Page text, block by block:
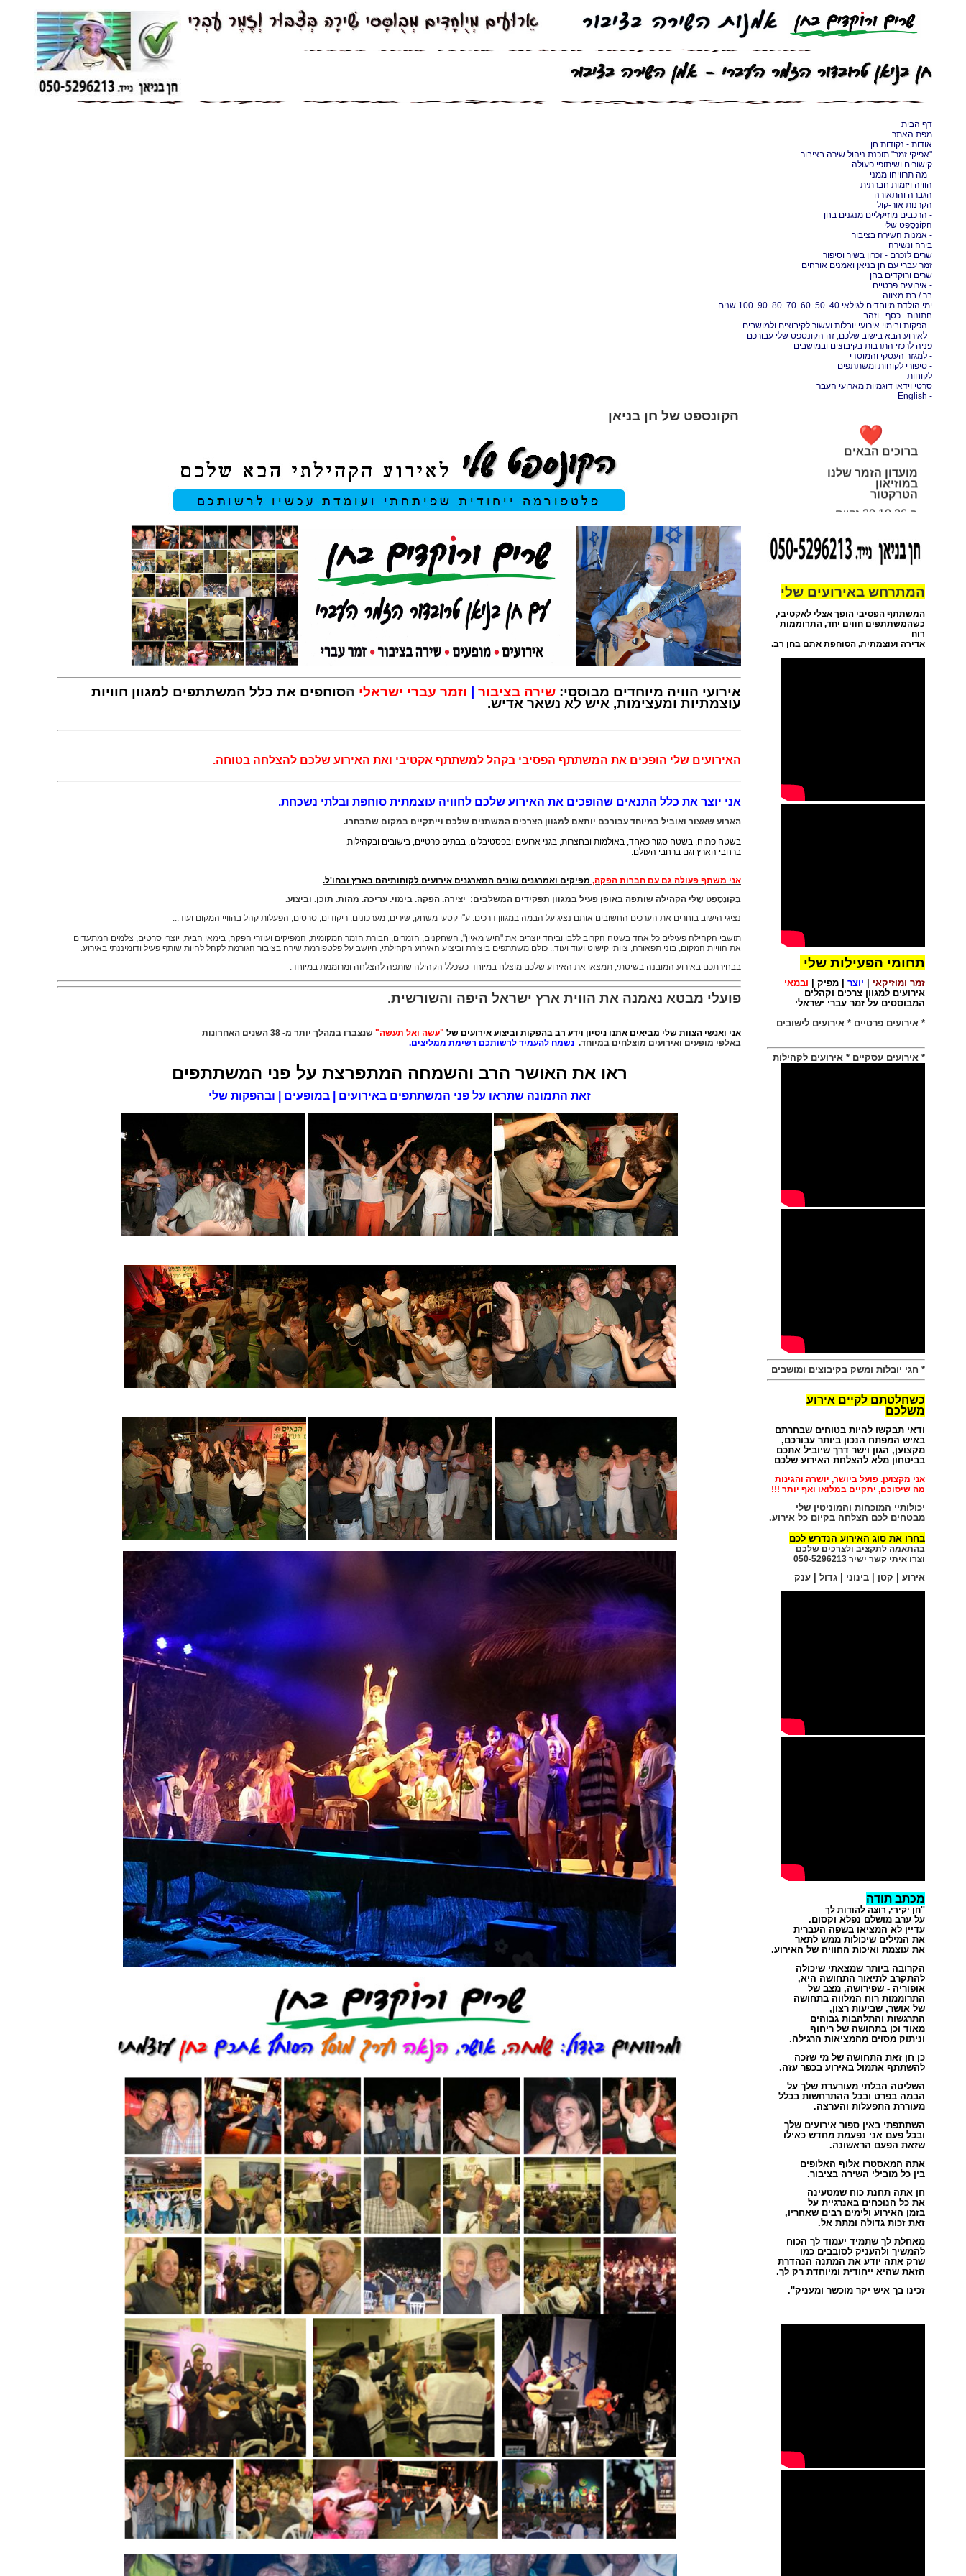
דף הבית
מפת האתר
אודות - נקודות חן
"אפיקי זמר" תוכנת ניהול שירה בציבור
קישורים ושיתופי פעולה
- מה תרוויחו ממני
הוויה ויזמות חברתית
הגברה והתאורה
הקרנות אור-קול
- הרכבים מוזיקליים מנגנים בחן
הקוֹנְסֶפְּט שלי
- אמנות השירה בציבור
בירה ונשירה
שרים לזכרם - זכרון בשיר וסיפור
זמר עברי עם חן בניאן ואמנים אורחים
שרים ורוקדים בחן
- אירועים פרטיים
בר / בת מצווה
ימי הולדת מיוחדים לגילאי 40. 50. 60. 70. 80. 90. 100 שנים
חתונות . כסף . וזהב
- הפקות ובימוי אירועי יובלות ועשור לקיבוצים ולמושבים
- לאירוע הבא בישוב שלכם, זה הקונספט שלי עבורכם
פניה לרכזי התרבות בקיבוצים ובמושבים
- למגזר העסקי והמוסדי
- סיפורי לקוחות ומשתתפים
לקוחות
סרטי וידאו דוגמיות מארועי העבר
- English
ברוכים הבאים
מועדון הזמר שלנו
הטרקטור
את ערב הזמר הבא
המלחינה נורית
הירש כלת פרס
קישור לשריון כרטיסים
לערב השירה בציבור
במוזיאון הטרקטור
https://tractor-
למדו על התועלת
שלי, עבורכם.
שיצרתי,הפקתי,
בימתיוביצעתי בעבר.
אמנות השירה בציבור
המתרחש באירועים שלי
המשתתף הפסיבי הופך אצלי לאקטיבי,
כשהמשתתפים חווים יחד, התרוממות
רוח
אדירה ועוצמתית, הסוחפת אתם בחן רב.
תחומי הפעילות שלי
זמר ומוזיקאי יוצר מפיק
ובמאי
אירועים למגוון צרכים וקהלים
המבוססים על זמר עברי ישראלי
* אירועים פרטיים * אירועים לישובים
* אירועים עסקיים * אירועים לקהילות
* חגי יובלות ומשק בקיבוצים ומושבים
כשחלטתם לקיים אירוע
משלכם
ודאי תבקשו להיות בטוחים שבחרתם
באיש המפתח הנכון ביותר עבורכם,
מקצוען, הגון וישר דרך שיוביל אתכם
בביטחון מלא להצלחת האירוע שלכם
אני מקצוען. פועל ביושר, יושרה והגינות
מה שיסוכם, יתקיים במלואו ואף יותר !!!
יכולותיי המוכחות והמוניטין שלי
מבטחים לכם הצלחה בקיום כל אירוע.
בחרו את סוג האירוע הנדרש לכם
בהתאמה לתקציב ולצרכים שלכם
וצרו איתי קשר ישיר 050-5296213
אירוע | קטן | בינוני | גדול | ענק
מכתב תודה
''חן יקירי, רוצה להודות לך
על ערב מושלם נפלא וקסום.
עדיין לא המציאו בשפה העברית
את המילים שיכולות ממש לתאר
את עוצמת ואיכות החוויה של האירוע.
הקרובה ביותר שמצאתי שיכולה
להתקרב לתיאור התחושה היא,
אופוריה - שפירושה, מצב של
התרוממות רוח המלווה בתחושה
של אושר, שביעות רצון,
התרגשות והתלהבות גבוהים
מאוד וכן בתחושה של ריחוף
וניתוק מסוים מהמציאות הרגילה.
כן חן זאת התחושה של מי שזכה
להשתתף אתמול באירוע בכפר עזה.
השליטה הבלתי מעורערת שלך על
הבמה בפרט ובכל ההתרחשות בכלל
מעוררת התפעלות והערצה.
השתתפתי באין ספור אירועים שלך
ובכל פעם אני נפעמת מחדש כאילו
שזאת הפעם הראשונה.
אתה המאסטרו אלוף האלופים
בין כל מובילי השירה בציבור.
חן אתה תחנת כוח שמטעינה
את כל הנוכחים באנרגיית על
בזמן האירוע ולימים רבים שאחריו,
זאת זכות גדולה ומתת אל.
מאחלת לך שתמיד יעמוד לך הכוח
להמשיך ולהעניק לסובבים כמו
שרק אתה יודע את המתנה הנהדרת
הזאת שהיא ייחודית ומיוחדת רק לך.
זכינו בך איש יקר מוכשר ומעניק''.
הקונספט של חן בניאן
אירועי הוויה מיוחדים מבוססי: שירה בציבור וזמר עברי ישראלי הסוחפים את כלל המשתתפים למגוון חוויות
עוצמתיות ומעצימות, איש לא נשאר אדיש.
האירועים שלי הופכים את המשתתף הפסיבי בקהל למשתתף אקטיבי ואת האירוע שלכם להצלחה בטוחה.
אני יוצר את כלל התנאים שהופכים את האירוע שלכם לחוויה עוצמתית סוחפת ובלתי נשכחת.
הארוע שאצור ואוביל במיוחד עבורכם יותאם למגוון הצרכים המשתנים שלכם וייתקיים במקום שתבחרו.
בשטח פתוח, בשטח סגור כאחד, באולמות ובחצרות, בגני ארועים ובפסטיבלים, בבתים פרטיים, בישובים ובקהילות,
ברחבי הארץ וגם ברחבי העולם.
אני משתף פעולה גם עם חברות הפקה, מפיקים ואמרגנים שונים המארגנים אירועים לקוחותיהם בארץ ובחו'ל.
בְּקוֹנְסֶפְּט שֶׁלִּי הקהילה שותפה באופן פעיל במגוון תפקידים המשלבים: יצירה. הפקה. בימוי. עריכה. מהות. תוכן. וביצוע.
נציגי הישוב בוחרים את הערכים החשובים אותם נציג על הבמה במגוון דרכים: ע"י קטעי משחק, שירים, מערכונים, ריקודים, סרטים, הפעלות קהל בהוויי המקום ועוד...
תושבי הקהילה פעילים כל אחד בשטח הקרוב ללבו וביחד יוצרים את "היש מאיין", השחקנים, הזמרים, חבורת הזמר המקומית, המפיקים ועוזרי הפקה, בימאי הבית, יוצרי סרטים, צלמים המתעדים
את הוויית המקום, בוני תפאורה, צוותי קישוט ועוד ועוד.. כולם משתתפים ביצירת וביצוע האירוע הקהילתי, היושב על פלטפורמת שירה בציבור הגורמת לקהל להיות שותף פעיל ודומיננתי באירוע.
בבחירתכם באירוע המובנה בשיטתי, תמצאו את האירוע שלכם מוצלח במיוחד כשכלל הקהילה שותפה להצלחה ומרוממת במיוחד.
פועלי מבטא נאמנה את הווית ארץ ישראל היפה והשורשית.
אני ואנשי הצוות שלי מביאים אתנו ניסיון וידע רב בהפקות וביצוע אירועים של "עשה ואל תעשה" שנצברו במהלך יותר מ- 38 השנים האחרונות
באלפי מופעים ואירועים מוצלחים במיוחד. נשמח להעמיד לרשותכם רשימת ממליצים.
ראו את האושר הרב והשמחה המתפרצת על פני המשתתפים
זאת התמונה שתראו על פני המשתתפים באירועים | במופעים | ובהפקות שלי